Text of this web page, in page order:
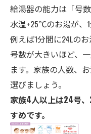
給湯器の能力は「号
水温+25℃のお湯が、1
例えば1分間に24Lの
号数が大きいほど、
ます。家族の人数、
選びましょう。
家族4人以上は24号
すめです。